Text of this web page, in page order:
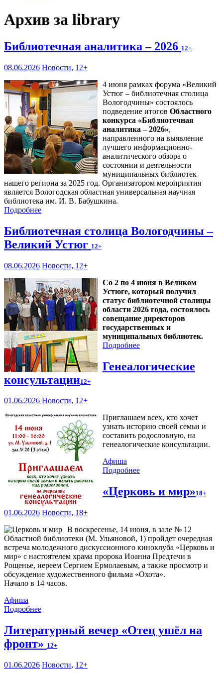
Архив за library
Библиотечная аналитика – 2026 12+
08.06.2026 Новости, 12+
4 июня рамках форума «Великий
Устюг – библиотечная столица
Вологодчины» состоялось
подведение итогов Областного
конкурса «Библиотечная
аналитика – 2026»,
направленного на выявление
лучшего информационно-
аналитического обзора о
состоянии и деятельности
муниципальных библиотек
нашего региона за 2025 год. Организатором мероприятия
является Вологодская областная универсальная научная
библиотека им. И. В. Бабушкина.
Подробнее
Библиотечная столица Вологодчины –
Великий Устюг 12+
08.06.2026 Новости, 12+
Со 2 по 4 июня в Великом
Устюге, который получил
статус библиотечной столицы
области 2026 года, состоялось
совещание директоров
государственных и
муниципальных библиотек.
Подробнее
Генеалогические
консультации12+
01.06.2026 Новости, 12+
Приглашаем всех, кто хочет
узнать историю своей семьи и
составить родословную, на
генеалогические консультации.
Афиша
Подробнее
«Церковь и мир»18+
01.06.2026 Новости, 18+
В воскресенье, 14 июня, в зале № 12
Областной библиотеки (М. Ульяновой, 1) пройдет очередная
встреча молодежного дискуссионного киноклуба «Церковь и
мир» с настоятелем храма пророка Иоанна Предтечи в
Рощенье, иереем Сергием Ермолаевым, а также просмотр и
обсуждение художественного фильма «Охота».
Начало в 14 часов.
Афиша
Подробнее
Литературный вечер «Отец ушёл на
фронт» 12+
01.06.2026 Новости, 12+